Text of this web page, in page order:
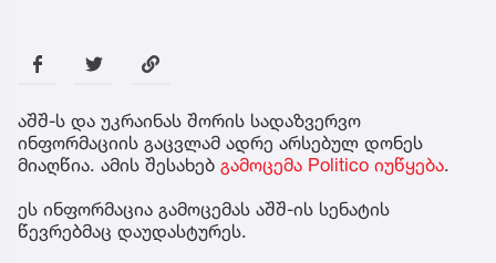
აშშ-ს და უკრაინას შორის სადაზვერვო
ინფორმაციის გაცვლამ ადრე არსებულ დონეს
მიაღწია. ამის შესახებ გამოცემა Politico იუწყება.
ეს ინფორმაცია გამოცემას აშშ-ის სენატის
წევრებმაც დაუდასტურეს.